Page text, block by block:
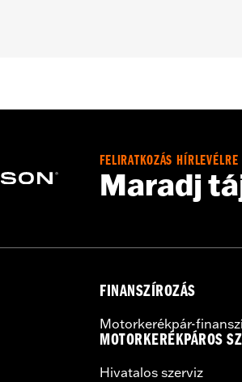
hardware
for full
FELIRATKOZÁS HÍRLEVÉLRE
Maradj
FINANSZÍROZÁS
Motorkerékpár-
MOTORKERÉKPÁROS
Hivatalos szerviz